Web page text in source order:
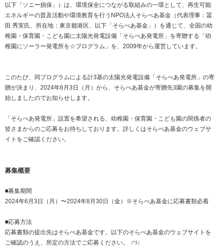
以下「ソニー損保」）は、環境保全につながる取組みの一環として、再生可能
エネルギーの普及活動や環境教育を行うNPO法人そらべあ基金（代表理事：冨
田 秀実氏、所在地：東京都港区、以下「そらべあ基金」）を通じて、全国の幼
稚園・保育園・こども園に太陽光発電設備「そらべあ発電所」を寄贈する「幼
稚園にソーラー発電所を☆プログラム」を、2009年から運営しています。
このたび、同プログラムによる計3基の太陽光発電設備「そらべあ発電所」の寄
贈が決まり、2024年6月3日（月）から、そらべあ基金が寄贈先3園の募集を開
始しましたのでお知らせします。
「そらべあ発電所」設置を希望される、幼稚園・保育園・こども園の関係者の
皆さまからのご応募をお待ちしております。詳しくはそらべあ基金のウェブサ
イトをご確認ください。
募集概要
■募集期間
2024年6月3日（月）〜2024年8月30日（金）※そらべあ基金に応募書類必着
■応募方法
応募書類の提出先はそらべあ基金です。以下のそらべあ基金のウェブサイトを
ご確認のうえ、所定の方法でご応募ください。
（*1）